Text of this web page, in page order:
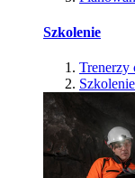
Szkolenie